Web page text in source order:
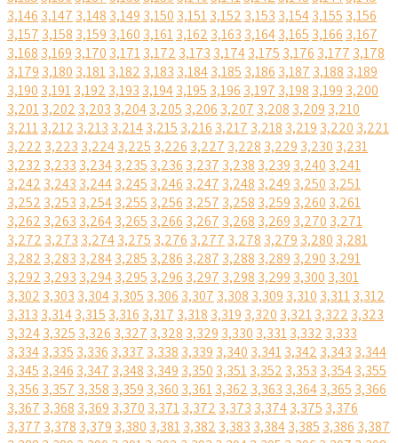
3,146 3,147 3,148 3,149 3,150 3,1513,152 3,153 3,1543,155 3,156
3,157 3,158 3,159 3,160 3,1613,162 3,163 3,1643,165 3,166 3,167
3,168 3,169 3,170 3,1713,172 3,173 3,1743,175 3,176 3,177 3,178
3,179 3,180 3,1813,182 3,183 3,1843,185 3,186 3,187 3,188 3,189
3,190 3,1913,192 3,193 3,1943,195 3,196 3,197 3,198 3,199 3,200
3,2013,202 3,203 3,2043,205 3,206 3,207 3,208 3,209 3,210
3,2113,212 3,213 3,2143,215 3,216 3,217 3,218 3,219 3,220 3,221
3,222 3,223 3,2243,225 3,226 3,227 3,228 3,229 3,230 3,231
3,232 3,233 3,2343,235 3,236 3,237 3,238 3,239 3,240 3,241
3,242 3,243 3,2443,245 3,246 3,247 3,248 3,249 3,250 3,251
3,252 3,253 3,2543,255 3,256 3,257 3,258 3,259 3,260 3,261
3,262 3,263 3,2643,265 3,266 3,267 3,268 3,269 3,270 3,271
3,272 3,273 3,2743,275 3,276 3,277 3,278 3,279 3,280 3,281
3,282 3,283 3,2843,285 3,286 3,287 3,288 3,289 3,290 3,291
3,292 3,293 3,2943,295 3,296 3,297 3,298 3,299 3,300 3,301
3,302 3,303 3,3043,305 3,306 3,307 3,308 3,309 3,310 3,3113,312
3,313 3,3143,315 3,316 3,317 3,318 3,319 3,320 3,3213,322 3,323
3,3243,325 3,326 3,327 3,328 3,329 3,330 3,3313,332 3,333
3,3343,335 3,336 3,337 3,338 3,339 3,340 3,3413,342 3,343 3,344
3,345 3,346 3,347 3,348 3,349 3,350 3,3513,352 3,353 3,3543,355
3,356 3,357 3,358 3,359 3,360 3,3613,362 3,363 3,3643,365 3,366
3,367 3,368 3,369 3,370 3,3713,372 3,373 3,3743,375 3,376
3,377 3,378 3,379 3,380 3,3813,382 3,383 3,3843,385 3,386 3,387